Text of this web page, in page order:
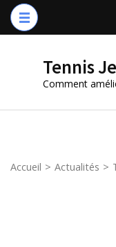
Aller
au
(PressezTennis
Comment
Accueil > Actualités >